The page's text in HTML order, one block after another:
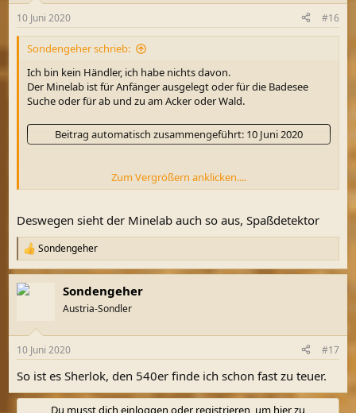
10 Juni 2020 #16
Sondengeher schrieb:
Ich bin kein Händler, ich habe nichts davon.
Der Minelab ist für Anfänger ausgelegt oder für die Badesee
Suche oder für ab und zu am Acker oder Wald.
Beitrag automatisch zusammengeführt: 10 Juni 2020
Unter Multifrequenz verstehen die meisten nicht, was es
Zum Vergrößern anklicken....
Deswegen sieht der Minelab auch so aus, Spaßdetektor
R
e
a
k
e
:
Sondengeher
Sondengeher
Austria-Sondler
10 Juni 2020 #17
So ist es Sherlok, den 540er finde ich schon fast zu teuer.
Du musst dich einloggen oder registrieren, um hier zu